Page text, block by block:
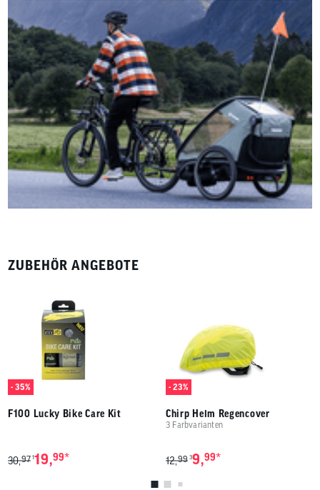
ZUBEHÖR ANGEBOTE
- 35%
F100 Lucky Bike Care Kit
30,97 119,99*
- 23%
Chirp Helm Regencover
3 Farbvarianten
12,99 39,99*